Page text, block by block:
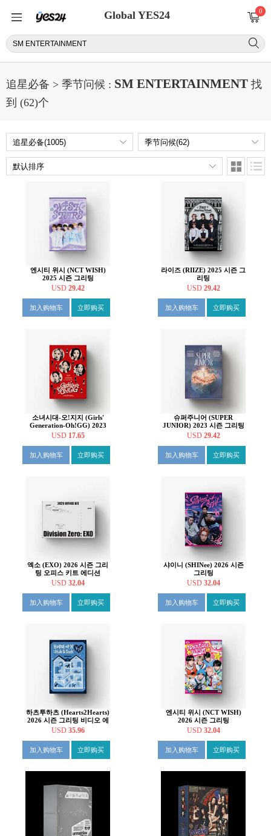
Global YES24 0
追星必备 > 季节问候 : SM ENTERTAINMENT 找
到 (62)个
엔시티 위시 (NCT WISH)
2025 시즌 그리팅
USD 29.42
加入购物车 立即购买
라이즈 (RIIZE) 2025 시즌 그
리팅
USD 29.42
加入购物车 立即购买
소녀시대-오!지지 (Girls'
Generation-Oh!GG) 2023
시즌 그리팅
USD 17.65
加入购物车 立即购买
슈퍼주니어 (SUPER
JUNIOR) 2023 시즌 그리팅
USD 29.42
加入购物车 立即购买
엑소 (EXO) 2026 시즌 그리
팅 오피스 키트 에디션
USD 32.04
加入购物车 立即购买
샤이니 (SHINee) 2026 시즌
그리팅
USD 32.04
加入购物车 立即购买
하츠투하츠 (Hearts2Hearts)
2026 시즌 그리팅 비디오 에
디션
USD 35.96
加入购物车 立即购买
엔시티 위시 (NCT WISH)
2026 시즌 그리팅
USD 32.04
加入购物车 立即购买